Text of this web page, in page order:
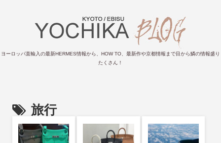
ヨーロッパ直輸入の最新HERMES情報から、HOW TO、最新作や京都情報まで目から鱗の情報盛り
たくさん！
旅行